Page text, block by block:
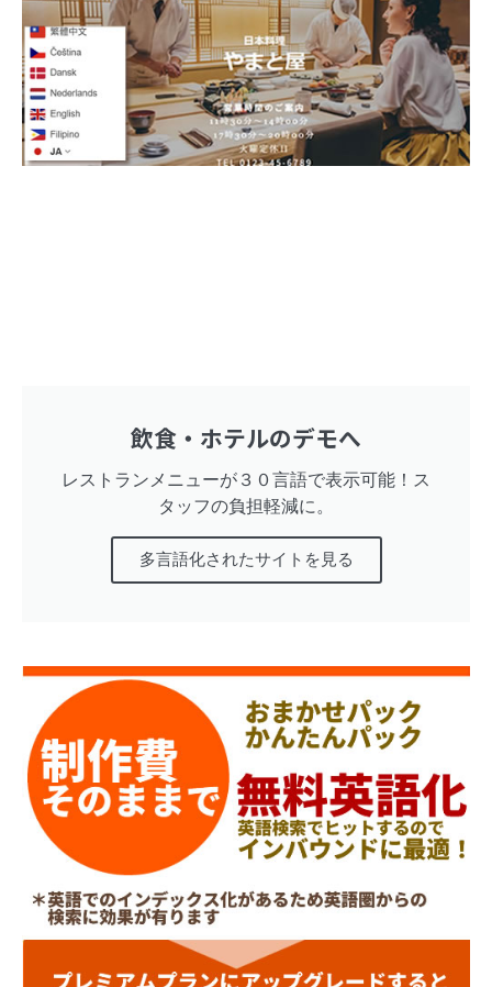
飲食・ホテルのデモへ
レストランメニューが３０言語で表示可能！ス
タッフの負担軽減に。
多言語化されたサイトを見る